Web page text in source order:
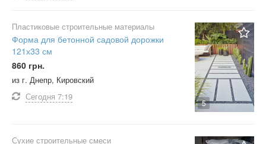
5
Пластиковые строительные материалы
Форма для бетонной садовой дорожки
121х33 см
860 грн.
из г. Днепр, Кировский
Сегодня 7:19
Сухие строительные смеси